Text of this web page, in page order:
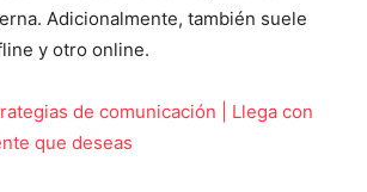
Adicionalmente, también suele
y otro online.
de comunicación | Llega con
que deseas